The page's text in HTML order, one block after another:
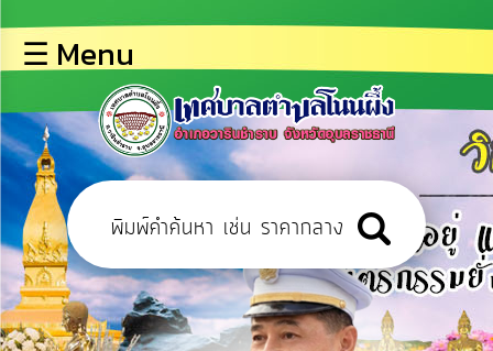
หลัก
ข้อมูล
พื้น
ฐาน
บุคลากร
ข่าว
ประชาสัมพันธ์
☰ Menu